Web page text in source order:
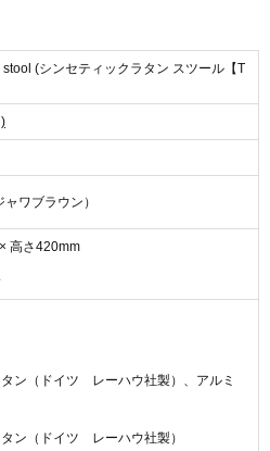
(シンセティックラタン スツール【T
ワブラウン）
高さ420mm
ン（ドイツ レーハウ社製）、アルミ
ン（ドイツ レーハウ社製）